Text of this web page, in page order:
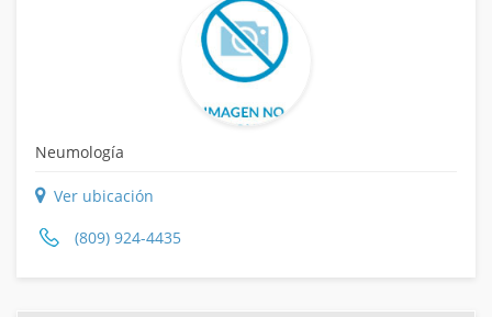
Neumología
Ver ubicación
(809) 924-4435